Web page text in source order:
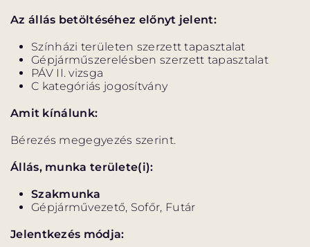
GYAKORI KÉRDÉSEK
Az állás betöltéséhez előnyt jelent:
Színházi területen szerzett tapasztalat
Gépjárműszerelésben szerzett tapasztalat
PÁV II. vizsga
C kategóriás jogosítvány
Amit kínálunk:
Bérezés megegyezés szerint.
Állás, munka területe(i):
Szakmunka
Gépjárművezető, Sofőr, Futár
Jelentkezés módja: